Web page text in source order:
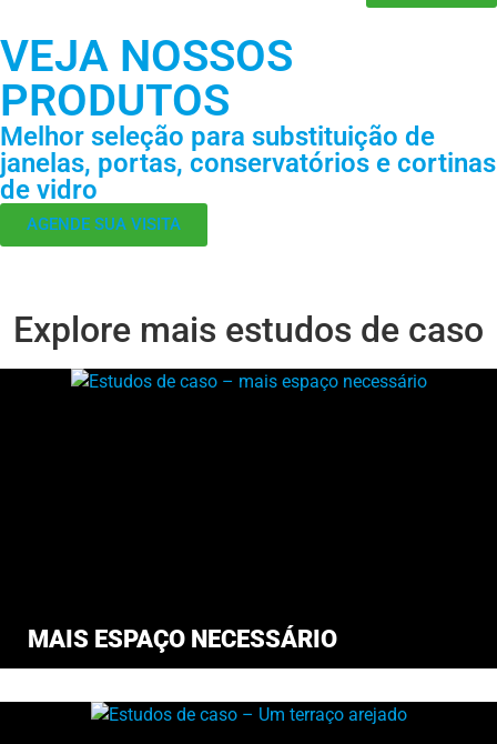
VEJA NOSSOS
PRODUTOS
Melhor seleção para substituição de
janelas, portas, conservatórios e cortinas
de vidro
AGENDE SUA VISITA
Explore mais estudos de caso
MAIS ESPAÇO NECESSÁRIO